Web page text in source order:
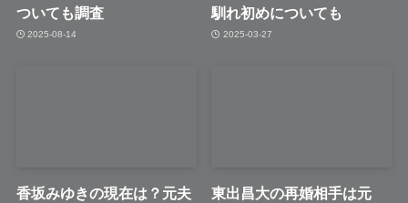
ついても調査
2025-08-14
馴れ初めについても
2025-03-27
香坂みゆきの現在は？元夫
東出昌大の再婚相手は元